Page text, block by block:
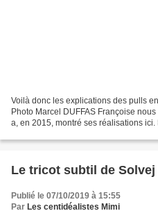
Voilà donc les explications des pulls
Photo Marcel DUFFAS Françoise
a, en 2015, montré ses réalisations
Le tricot subtil de Solvej
Publié le 07/10/2019 à 15:55
Par Les centidéalistes Mimi